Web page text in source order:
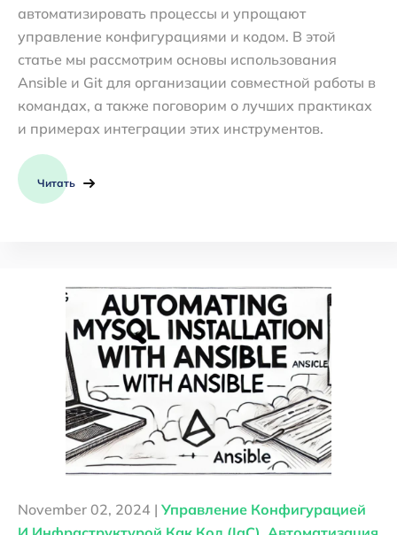
автоматизировать процессы и упрощают
управление конфигурациями и кодом. В этой
статье мы рассмотрим основы использования
Ansible и Git для организации совместной работы в
командах, а также поговорим о лучших практиках
и примерах интеграции этих инструментов.
Читать
November 02, 2024 | Управление Конфигурацией